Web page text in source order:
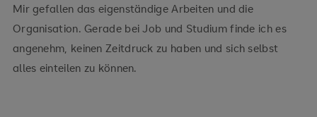
Mir gefallen das eigenständige Arbeiten und die
Organisation. Gerade bei Job und Studium finde ich es
angenehm, keinen Zeitdruck zu haben und sich selbst
alles einteilen zu können.